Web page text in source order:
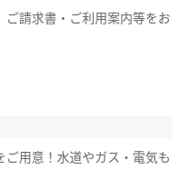
ご請求書・ご利用案内等をお
ご用意！水道やガス・電気も